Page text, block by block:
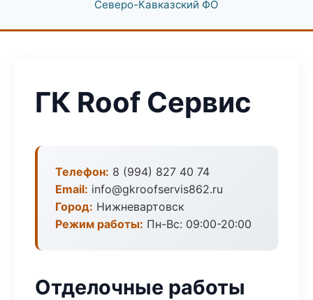
Северо-Кавказский ФО
ГК Roof Сервис
Телефон: 8 (994) 827 40 74
Email: info@gkroofservis862.ru
Город: Нижневартовск
Режим работы: Пн-Вс: 09:00-20:00
Отделочные работы